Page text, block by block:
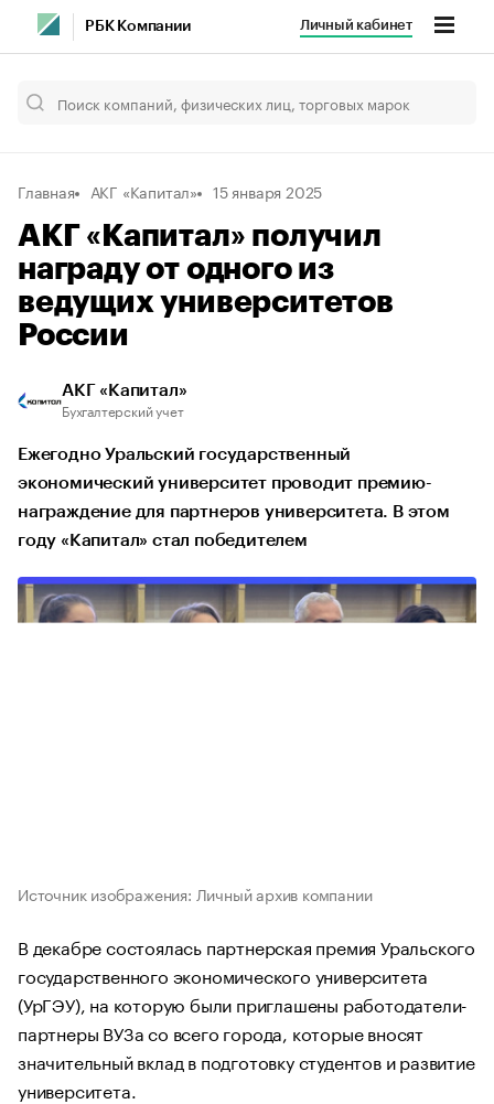
РБК Компании Личный кабинет
Главная АКГ «Капитал» 15 января 2025
АКГ «Капитал» получил
награду от одного из
ведущих университетов
России
АКГ «Капитал»
Бухгалтерский учет
Ежегодно Уральский государственный
экономический университет проводит премию-
награждение для партнеров университета. В этом
году «Капитал» стал победителем
Источник изображения: Личный архив компании
В декабре состоялась партнерская премия Уральского
государственного экономического университета
(УрГЭУ), на которую были приглашены работодатели-
партнеры ВУЗа со всего города, которые вносят
значительный вклад в подготовку студентов и развитие
университета.